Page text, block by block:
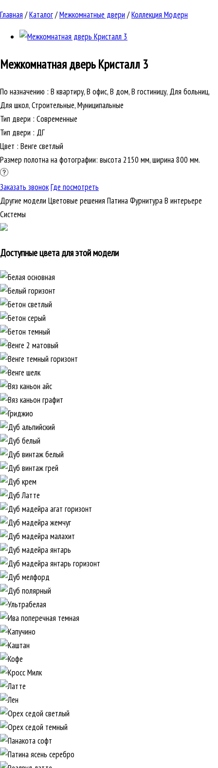
Главная /Каталог/Межкомнатные двери /Коллекция Модерн
Межкомнатная дверь Кристалл 3
По назначению : В квартиру, В офис, В дом, В гостиницу, Для больниц,
Для школ, Строительные, Муниципальные
Тип двери : Современные
Тип двери : ДГ
Цвет : Венге светлый
Размер полотна на фотографии: высота 2150 мм, ширина 800 мм.
Заказать звонокГде посмотреть
Другие модели Цветовые решения ПатинаФурнитураВ интерьере
Cистемы
Доступные цвета для этой модели